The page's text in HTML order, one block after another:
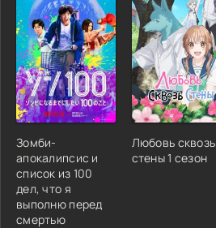
Зомби-
апокалипсис и
список из 100
дел, что я
выполню перед
смертью
Любовь сквозь
стены 1 сезон